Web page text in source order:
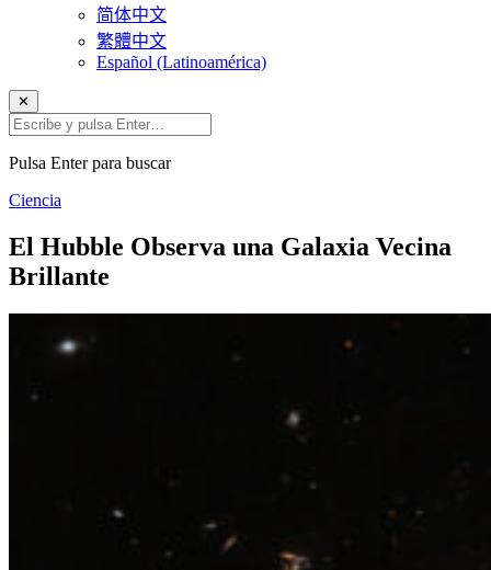
简体中文
繁體中文
Español (Latinoamérica)
✕
Pulsa Enter para buscar
Ciencia
El Hubble Observa una Galaxia Vecina
Brillante